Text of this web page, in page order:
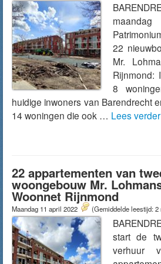
22
Mr.
Rijnmond:
8
huidige inwoners van Barendrecht
14 woningen die ook … Lees verder
22 appartementen van
woongebouw Mr.
Woonnet Rijnmond
Maandag 11 april 2022 (Gemiddelde leestijd: 2
start de
verhuur